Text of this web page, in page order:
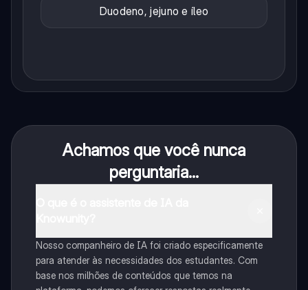
Duodeno, jejuno e íleo
Achamos que você nunca
perguntaria...
Nosso companheiro de IA foi criado especificamente
para atender às necessidades dos estudantes. Com
base nos milhões de conteúdos que temos na